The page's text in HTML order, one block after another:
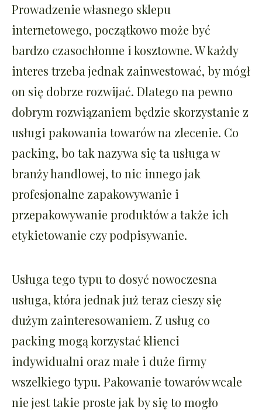
Prowadzenie własnego sklepu
internetowego, początkowo może być
bardzo czasochłonne i kosztowne. W każdy
interes trzeba jednak zainwestować, by mógł
on się dobrze rozwijać. Dlatego na pewno
dobrym rozwiązaniem będzie skorzystanie z
usługi pakowania towarów na zlecenie. Co
packing, bo tak nazywa się ta usługa w
branży handlowej, to nic innego jak
profesjonalne zapakowywanie i
przepakowywanie produktów a także ich
etykietowanie czy podpisywanie.
Usługa tego typu to dosyć nowoczesna
usługa, która jednak już teraz cieszy się
dużym zainteresowaniem. Z usług co
packing mogą korzystać klienci
indywidualni oraz małe i duże firmy
wszelkiego typu. Pakowanie towarów wcale
nie jest takie proste jak by się to mogło